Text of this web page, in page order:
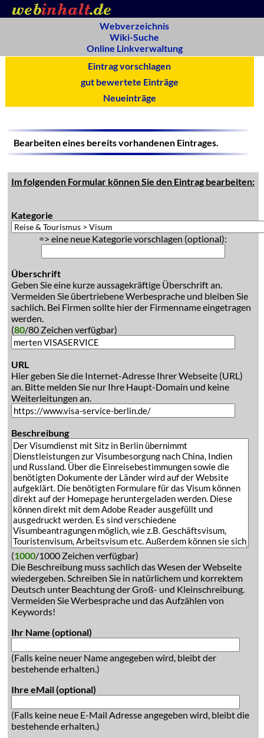
Webverzeichnis
Wiki-Suche
Online Linkverwaltung
Eintrag vorschlagen
gut bewertete Einträge
Neueinträge
Bearbeiten eines bereits vorhandenen Eintrages.
Im folgenden Formular können Sie den Eintrag bearbeiten:
Kategorie
=> eine neue Kategorie vorschlagen (optional):
Überschrift
Geben Sie eine kurze aussagekräftige Überschrift an.
Vermeiden Sie übertriebene Werbesprache und bleiben Sie
sachlich. Bei Firmen sollte hier der Firmenname eingetragen
werden.
(80/80 Zeichen verfügbar)
URL
Hier geben Sie die Internet-Adresse Ihrer Webseite (URL)
an. Bitte melden Sie nur Ihre Haupt-Domain und keine
Weiterleitungen an.
Beschreibung
(1000/1000 Zeichen verfügbar)
Die Beschreibung muss sachlich das Wesen der Webseite
wiedergeben. Schreiben Sie in natürlichem und korrektem
Deutsch unter Beachtung der Groß- und Kleinschreibung.
Vermeiden Sie Werbesprache und das Aufzählen von
Keywords!
Ihr Name (optional)
(Falls keine neuer Name angegeben wird, bleibt der
bestehende erhalten.)
Ihre eMail (optional)
(Falls keine neue E-Mail Adresse angegeben wird, bleibt die
bestehende erhalten.)